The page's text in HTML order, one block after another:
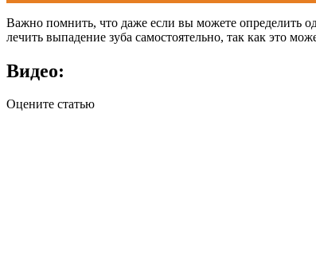
Важно помнить, что даже если вы можете определить
лечить выпадение зуба самостоятельно, так как это
Видео:
Оцените статью